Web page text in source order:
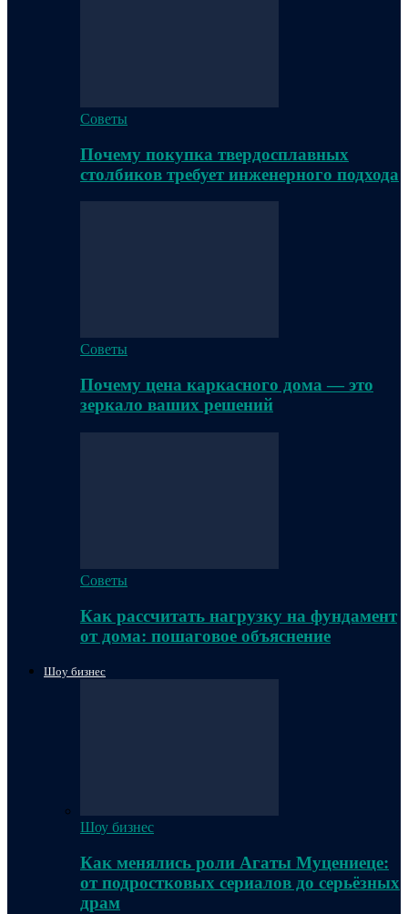
Советы
Почему покупка твердосплавных
столбиков требует инженерного подхода
Советы
Почему цена каркасного дома — это
зеркало ваших решений
Советы
Как рассчитать нагрузку на фундамент
от дома: пошаговое объяснение
Шоу бизнес
Шоу бизнес
Как менялись роли Агаты Муцениеце:
от подростковых сериалов до серьёзных
драм